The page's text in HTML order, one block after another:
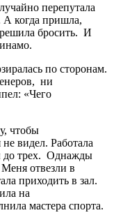
перепутала
А когда пришла,
бросить. И
по сторонам.
ни
«Чего
чтобы
видел. Работала
до трех. Однажды
Меня отвезли в
приходить в зал.
на
мастера спорта.